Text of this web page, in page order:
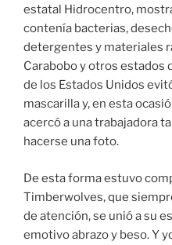
estatal Hidrocentro,
contenía bacterias,
detergentes y materiales
Carabobo y otros estados
de los Estados Unidos
mascarilla y, en esta
acercó a una trabajadora
hacerse una foto.
De esta forma estuvo
Timberwolves, que
de atención, se unió a su
emotivo abrazo y beso. Y